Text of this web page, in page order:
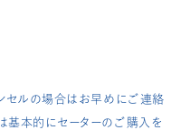
セルの場合はお早めにご連絡
基本的に セーターのご購入を